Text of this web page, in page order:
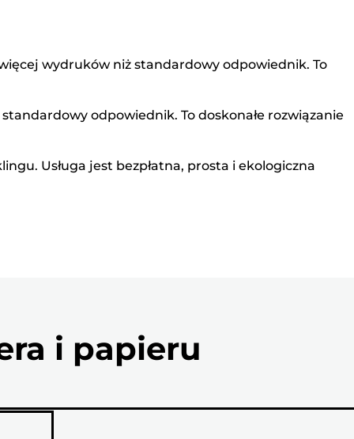
wydruków niż standardowy odpowiednik. To
odpowiednik. To doskonałe rozwiązanie
Usługa jest bezpłatna, prosta i ekologiczna
i papieru